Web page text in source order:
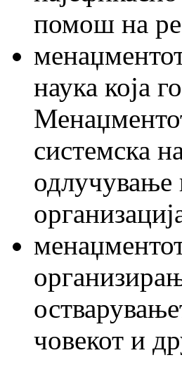
помош на
наука која
системска
одлучување
човекот и